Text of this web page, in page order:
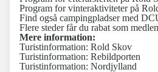
Program for vinteraktiviteter på
Find også campingpladser med
Flere steder får du rabat som
Mere information:
Turistinformation: Rold Skov
Turistinformation: Rebildporten
Turistinformation: Nordjylland